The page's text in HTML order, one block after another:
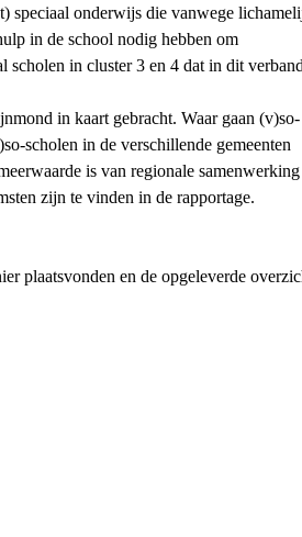
speciaal onderwijs die vanwege
in de school nodig hebben om
in cluster 3 en 4 dat in dit
in kaart gebracht. Waar gaan (v)so-
scholen in de verschillende gemeenten
is van regionale samenwerking
zijn te vinden in de rapportage.
plaatsvonden en de opgeleverde